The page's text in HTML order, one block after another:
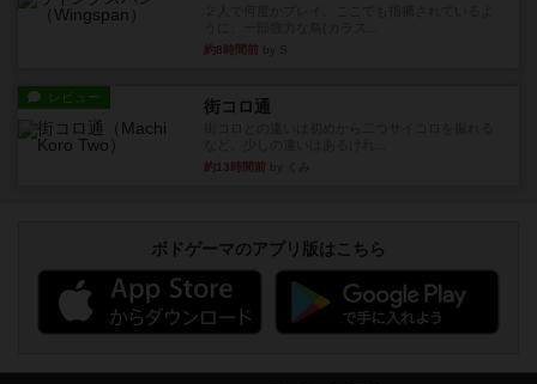
約8時間前
レビュー 街コロ通
約13時間前
ボドゲーマのアプリ版はこちら